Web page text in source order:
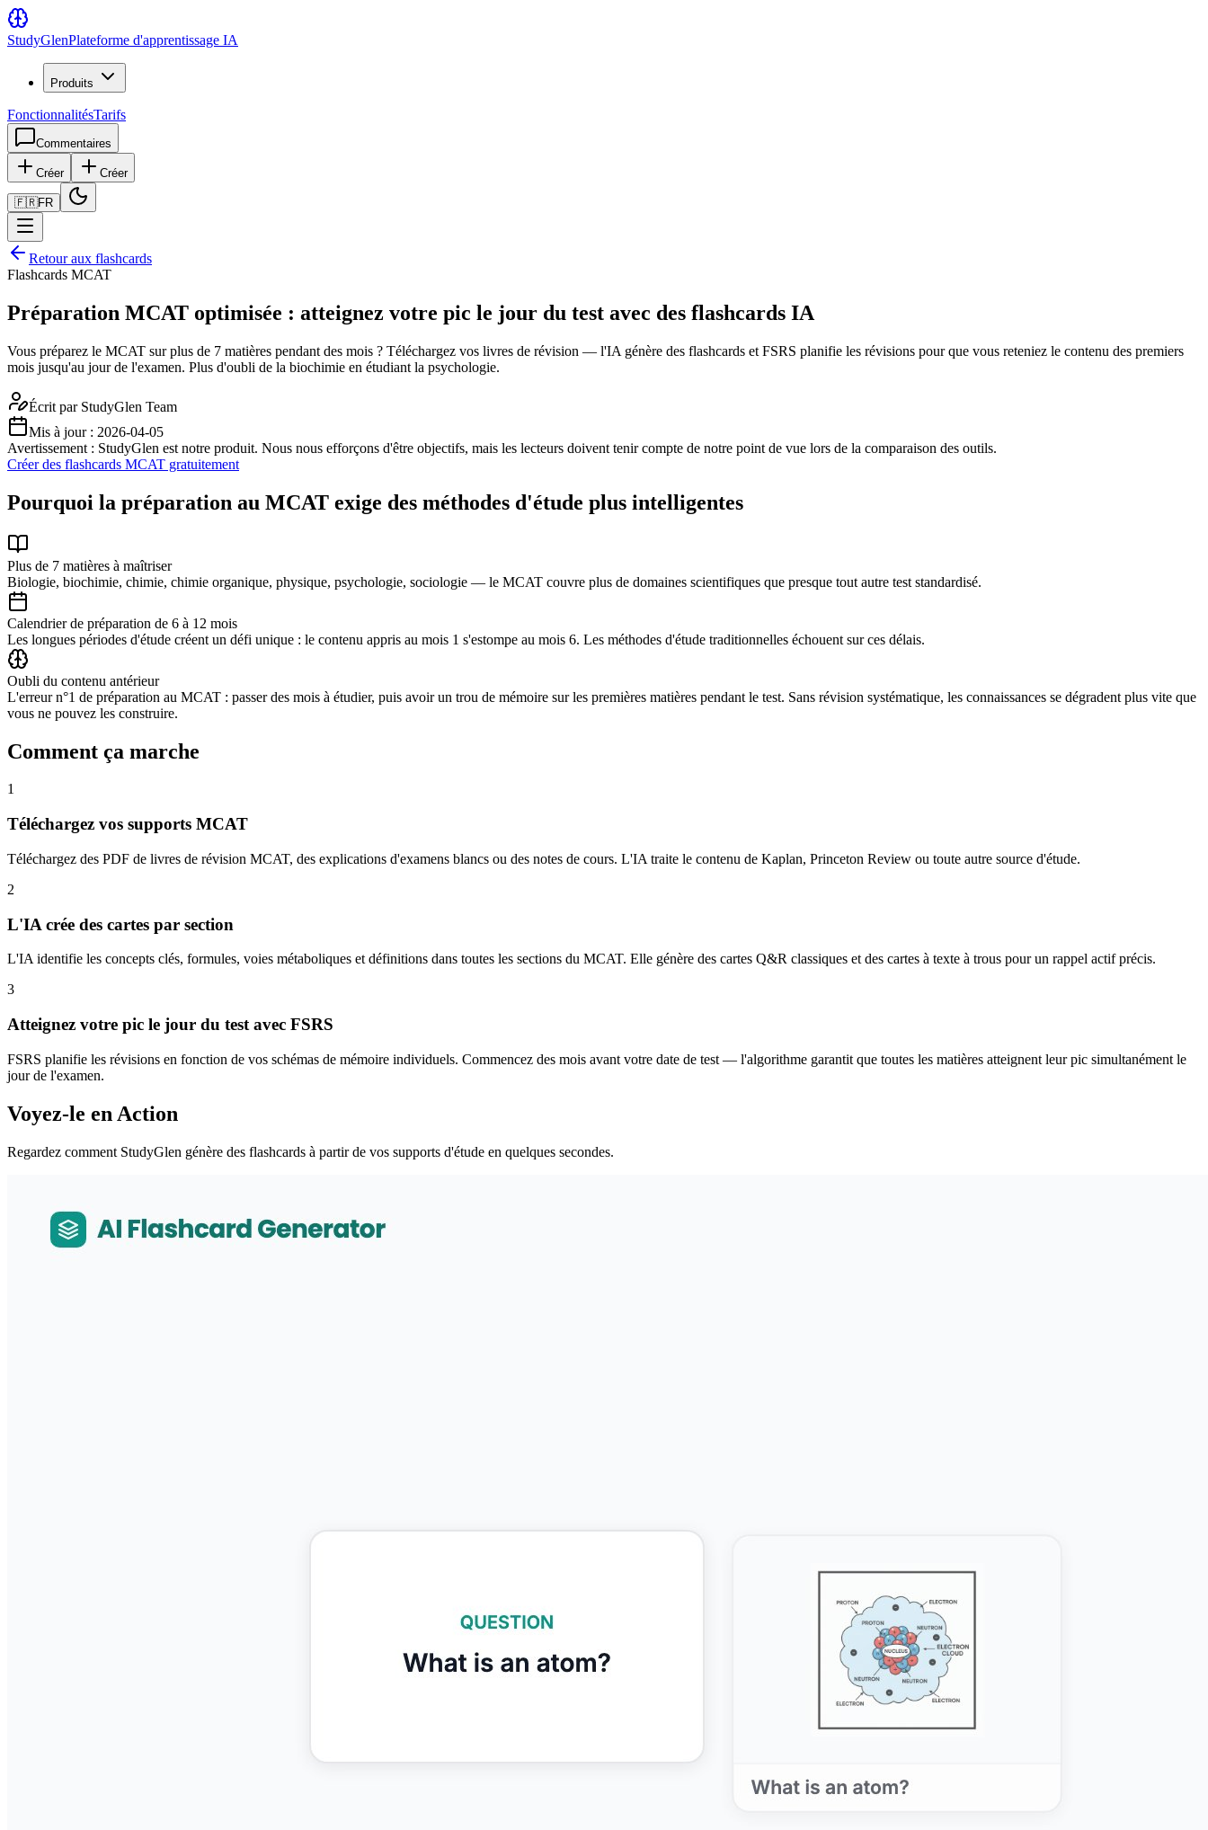
StudyGlenPlateforme d'apprentissage IA
Produits
FonctionnalitésTarifs
Commentaires
Créer Créer
🇫🇷FR
Retour aux flashcards
Flashcards MCAT
Préparation MCAT optimisée : atteignez votre pic le jour du test avec des flashcards IA
Vous préparez le MCAT sur plus de 7 matières pendant des mois ? Téléchargez vos livres de révision — l'IA génère des flashcards et FSRS planifie les révisions pour que vous reteniez le contenu des premiers
mois jusqu'au jour de l'examen. Plus d'oubli de la biochimie en étudiant la psychologie.
Écrit par StudyGlen Team
Mis à jour : 2026-04-05
Avertissement : StudyGlen est notre produit. Nous nous efforçons d'être objectifs, mais les lecteurs doivent tenir compte de notre point de vue lors de la comparaison des outils.
Créer des flashcards MCAT gratuitement
Pourquoi la préparation au MCAT exige des méthodes d'étude plus intelligentes
Plus de 7 matières à maîtriser
Biologie, biochimie, chimie, chimie organique, physique, psychologie, sociologie — le MCAT couvre plus de domaines scientifiques que presque tout autre test standardisé.
Calendrier de préparation de 6 à 12 mois
Les longues périodes d'étude créent un défi unique : le contenu appris au mois 1 s'estompe au mois 6. Les méthodes d'étude traditionnelles échouent sur ces délais.
Oubli du contenu antérieur
L'erreur n°1 de préparation au MCAT : passer des mois à étudier, puis avoir un trou de mémoire sur les premières matières pendant le test. Sans révision systématique, les connaissances se dégradent plus vite que
vous ne pouvez les construire.
Comment ça marche
1
Téléchargez vos supports MCAT
Téléchargez des PDF de livres de révision MCAT, des explications d'examens blancs ou des notes de cours. L'IA traite le contenu de Kaplan, Princeton Review ou toute autre source d'étude.
2
L'IA crée des cartes par section
L'IA identifie les concepts clés, formules, voies métaboliques et définitions dans toutes les sections du MCAT. Elle génère des cartes Q&R classiques et des cartes à texte à trous pour un rappel actif précis.
3
Atteignez votre pic le jour du test avec FSRS
FSRS planifie les révisions en fonction de vos schémas de mémoire individuels. Commencez des mois avant votre date de test — l'algorithme garantit que toutes les matières atteignent leur pic simultanément le
jour de l'examen.
Voyez-le en Action
Regardez comment StudyGlen génère des flashcards à partir de vos supports d'étude en quelques secondes.